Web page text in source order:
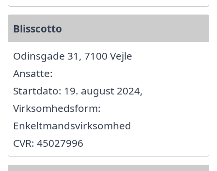
Blisscotto
Odinsgade 31, 7100 Vejle
Ansatte:
Startdato: 19. august 2024,
Virksomhedsform:
Enkeltmandsvirksomhed
CVR: 45027996